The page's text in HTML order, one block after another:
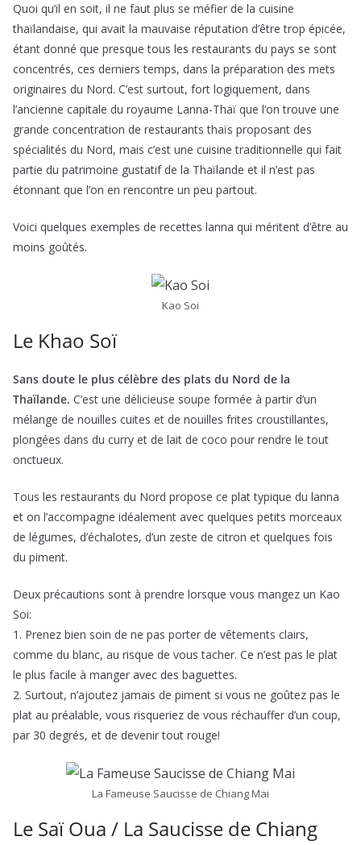
Quoi qu’il en soit, il ne faut plus se méfier de la cuisine
thaïlandaise, qui avait la mauvaise réputation d’être trop épicée,
étant donné que presque tous les restaurants du pays se sont
concentrés, ces derniers temps, dans la préparation des mets
originaires du Nord. C’est surtout, fort logiquement, dans
l’ancienne capitale du royaume Lanna-Thaï que l’on trouve une
grande concentration de restaurants thaïs proposant des
spécialités du Nord, mais c’est une cuisine traditionnelle qui fait
partie du patrimoine gustatif de la Thaïlande et il n’est pas
étonnant que l’on en rencontre un peu partout.
Voici quelques exemples de recettes lanna qui méritent d’être au
moins goûtés.
Kao Soi
Le Khao Soï
Sans doute le plus célèbre des plats du Nord de la
Thaïlande. C’est une délicieuse soupe formée à partir d’un
mélange de nouilles cuites et de nouilles frites croustillantes,
plongées dans du curry et de lait de coco pour rendre le tout
onctueux.
Tous les restaurants du Nord propose ce plat typique du lanna
et on l’accompagne idéalement avec quelques petits morceaux
de légumes, d’échalotes, d’un zeste de citron et quelques fois
du piment.
Deux précautions sont à prendre lorsque vous mangez un Kao
Soi:
1. Prenez bien soin de ne pas porter de vêtements clairs,
comme du blanc, au risque de vous tacher. Ce n’est pas le plat
le plus facile à manger avec des baguettes.
2. Surtout, n’ajoutez jamais de piment si vous ne goûtez pas le
plat au préalable, vous risqueriez de vous réchauffer d’un coup,
par 30 degrés, et de devenir tout rouge!
La Fameuse Saucisse de Chiang Mai
Le Saï Oua / La Saucisse de Chiang